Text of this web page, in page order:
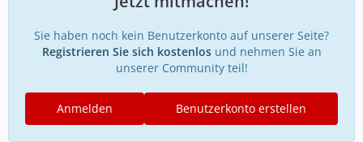
Sie haben noch kein Benutzerkonto auf unserer Seite?
Registrieren Sie sich kostenlosund nehmen Sie an
unserer Community teil!
Benutzerkonto erstellen
Anmelden